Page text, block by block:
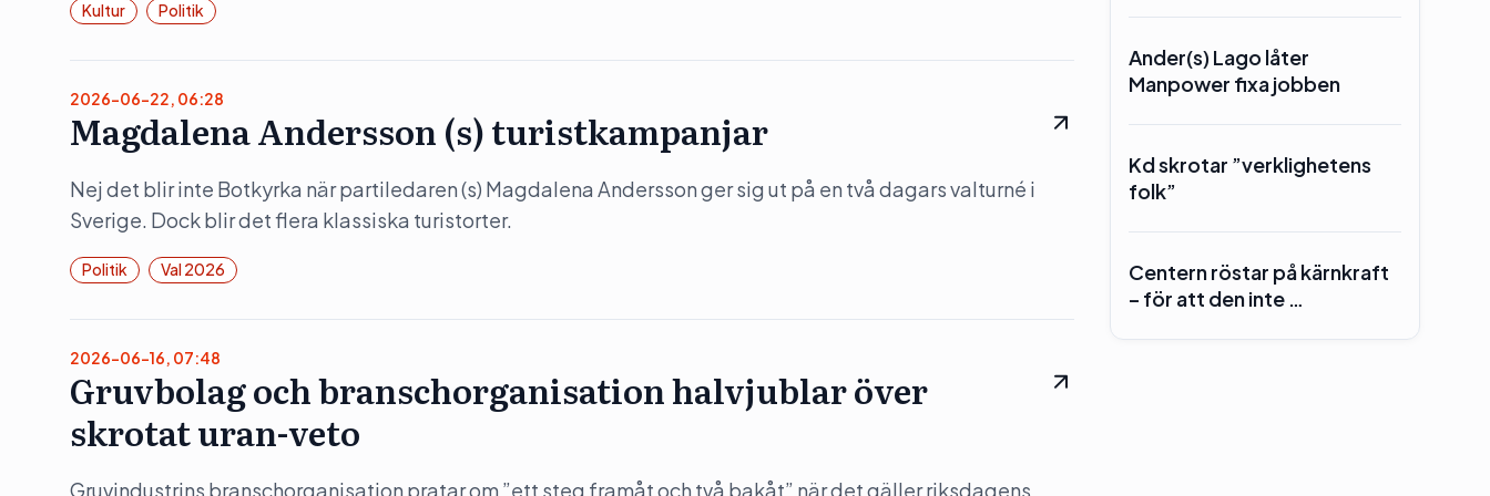
Kultur Politik
2026-06-22, 06:28
Magdalena Andersson (s) turistkampanjar
Nej det blir inte Botkyrka när partiledaren (s) Magdalena Andersson ger sig ut på en två dagars valturné i
Sverige. Dock blir det flera klassiska turistorter.
Politik Val 2026
2026-06-16, 07:48
Gruvbolag och branschorganisation halvjublar över
skrotat uran-veto
Gruvindustrins branschorganisation pratar om ”ett steg framåt och två bakåt” när det gäller riksdagens
Ander(s) Lago låter
Manpower fixa jobben
Kd skrotar ”verklighetens
folk”
Centern röstar på kärnkraft
– för att den inte …